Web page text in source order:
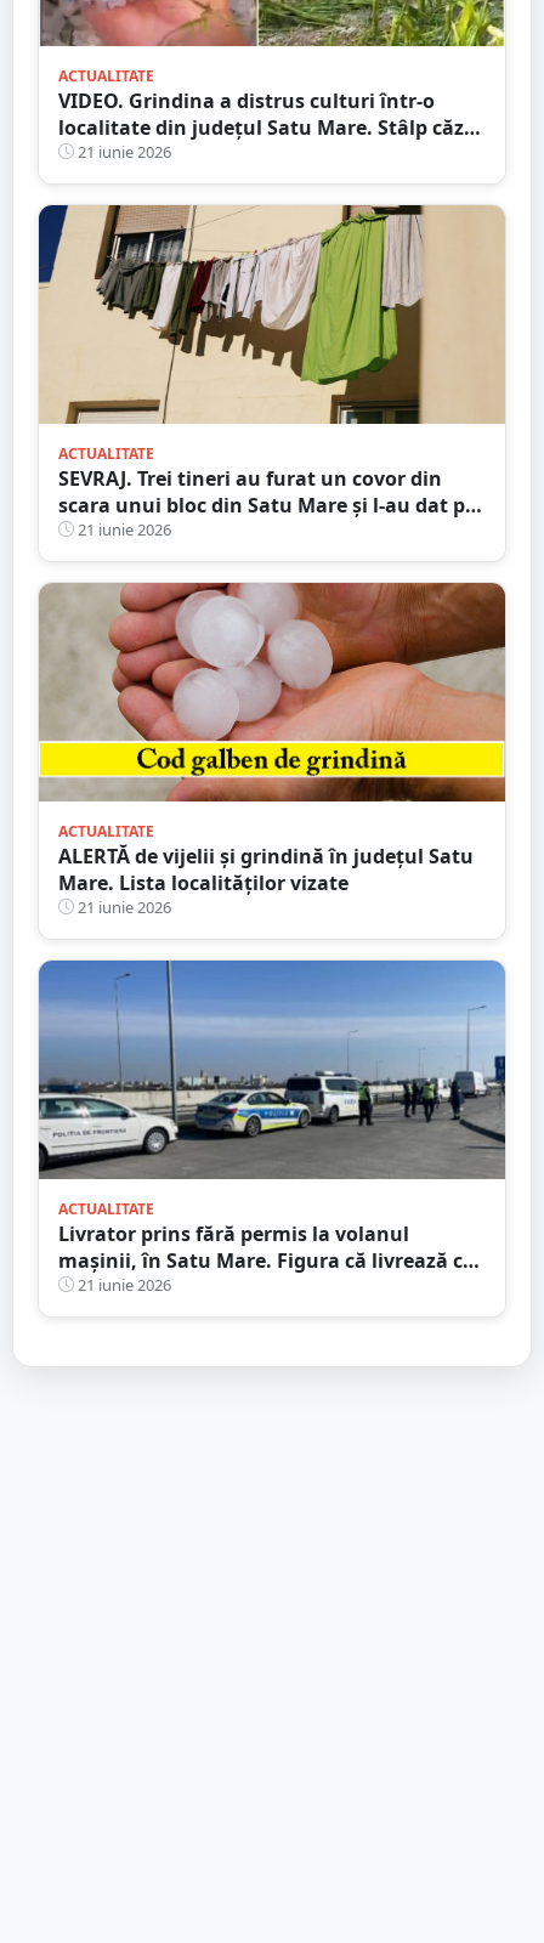
ACTUALITATE
VIDEO. Grindina a distrus culturi într-o
localitate din județul Satu Mare. Stâlp căzut
pe carosabil
21 iunie 2026
ACTUALITATE
SEVRAJ. Trei tineri au furat un covor din
scara unui bloc din Satu Mare și l-au dat pe
„legale”
21 iunie 2026
ACTUALITATE
ALERTĂ de vijelii și grindină în județul Satu
Mare. Lista localităților vizate
21 iunie 2026
ACTUALITATE
Livrator prins fără permis la volanul
mașinii, în Satu Mare. Figura că livrează cu
bicicleta
21 iunie 2026